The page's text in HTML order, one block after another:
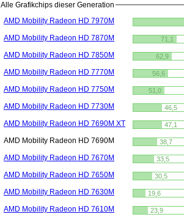
Alle Grafikchips dieser Generation
AMD Mobility Radeon HD 7970M
AMD Mobility Radeon HD 7870M 71,1
AMD Mobility Radeon HD 7850M 62,9
AMD Mobility Radeon HD 7770M 56,6
AMD Mobility Radeon HD 7750M 51,0
AMD Mobility Radeon HD 7730M 46,5
AMD Mobility Radeon HD 7690M XT 47,1
AMD Mobility Radeon HD 7690M 38,7
AMD Mobility Radeon HD 7670M 33,5
AMD Mobility Radeon HD 7650M 30,5
AMD Mobility Radeon HD 7630M 19,6
AMD Mobility Radeon HD 7610M 23,9